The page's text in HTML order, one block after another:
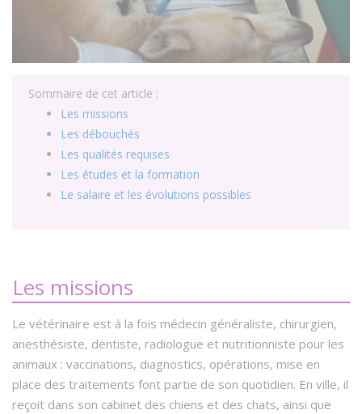
Sommaire de cet article :
Les missions
Les débouchés
Les qualités requises
Les études et la formation
Le salaire et les évolutions possibles
Les missions
Le vétérinaire est à la fois médecin généraliste, chirurgien,
anesthésiste, dentiste, radiologue et nutritionniste pour les
animaux : vaccinations, diagnostics, opérations, mise en
place des traitements font partie de son quotidien. En ville, il
reçoit dans son cabinet des chiens et des chats, ainsi que